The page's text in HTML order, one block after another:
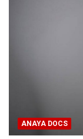
ANAYA DOCS